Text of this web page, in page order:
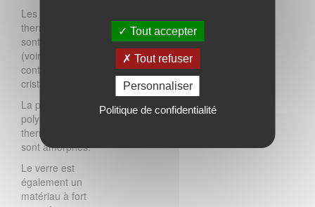
Les polymères
thermoplastiques
sont soit amorphes
(voir schéma ci-
contre), soit semi-
cristallins.
La plupart des
polymères
thermodurcissables
sont amorphes.
Le verre est
également un
matériau à fort
Tout accepter
Tout refuser
Personnaliser
Politique de confidentialité